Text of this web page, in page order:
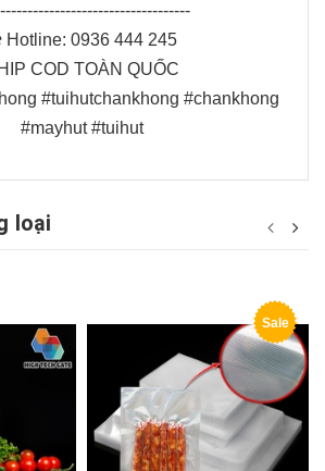
0936 444 245
COD TOÀN QUỐC
#tuihutchankhong #chankhong
#mayhut #tuihut
loại
Sale